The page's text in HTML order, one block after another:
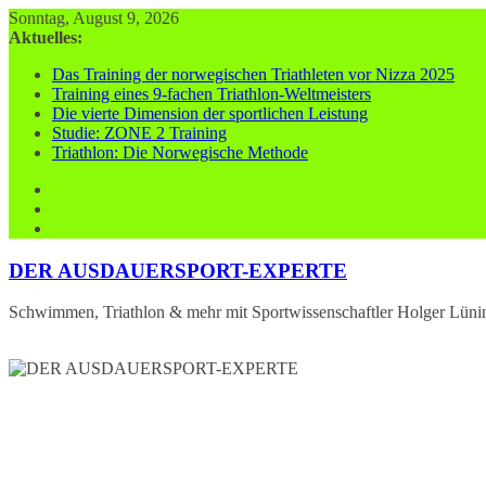
Zum
Inhalt
Sonntag, August 9, 2026
Aktuelles:
Das Training der norwegischen Triathleten vor Nizza 2025
Training eines 9-fachen Triathlon-Weltmeisters
Die vierte Dimension der sportlichen Leistung
Studie: ZONE 2 Training
Triathlon: Die Norwegische Methode
DER AUSDAUERSPORT-EXPERTE
Schwimmen, Triathlon & mehr mit Sportwissenschaftler Holger